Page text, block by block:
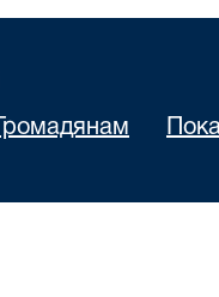
Громадянам